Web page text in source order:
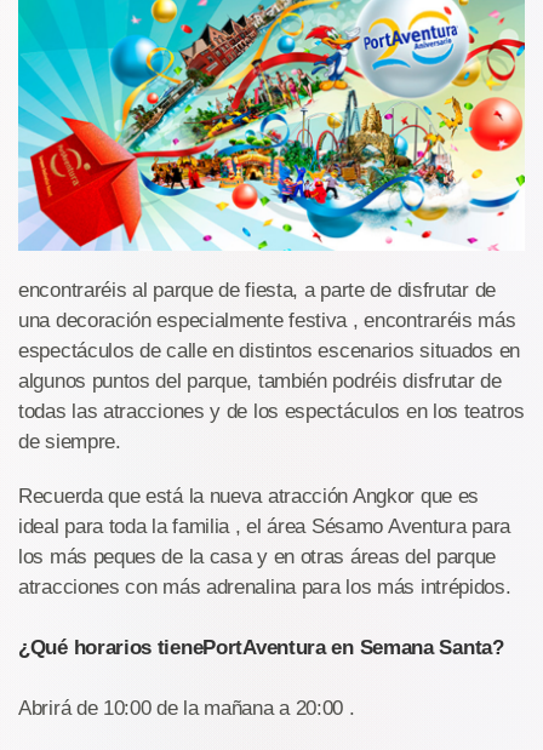
encontraréis al parque de fiesta, a parte de disfrutar de
una decoración especialmente festiva , encontraréis más
espectáculos de calle en distintos escenarios situados en
algunos puntos del parque, también podréis disfrutar de
todas las atracciones y de los espectáculos en los teatros
de siempre.
Recuerda que está la nueva atracción Angkor que es
ideal para toda la familia , el área Sésamo Aventura para
los más peques de la casa y en otras áreas del parque
atracciones con más adrenalina para los más intrépidos.
¿Qué horarios tienePortAventura en Semana Santa?
Abrirá de 10:00 de la mañana a 20:00 .